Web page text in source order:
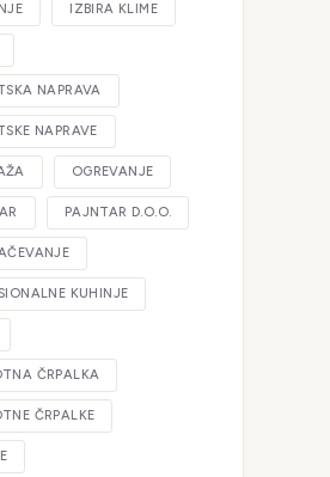
IZBIRA KLIME
NAPRAVA
NAPRAVE
OGREVANJE
PAJNTAR D.O.O.
KUHINJE
ČRPALKA
ČRPALKE